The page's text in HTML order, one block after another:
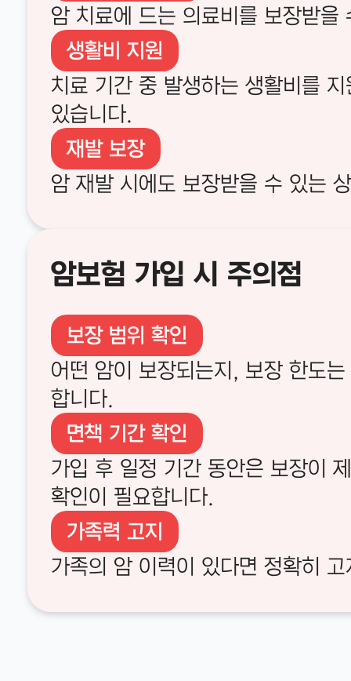
암 치료에 드는 의료비를 보장받을
생활비 지원
치료 기간 중 발생하는 생활비를
있습니다.
재발 보장
암 재발 시에도 보장받을 수 있는
암보험 가입 시 주의점
보장 범위 확인
어떤 암이 보장되는지, 보장 한도
합니다.
면책 기간 확인
가입 후 일정 기간 동안은 보장이
확인이 필요합니다.
가족력 고지
가족의 암 이력이 있다면 정확히